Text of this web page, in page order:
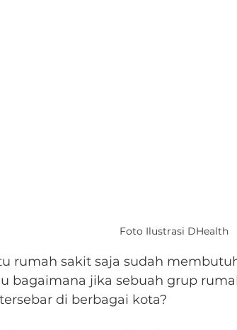
Foto Ilustrasi DHealth
rumah sakit saja sudah
bagaimana jika sebuah grup
di berbagai kota?